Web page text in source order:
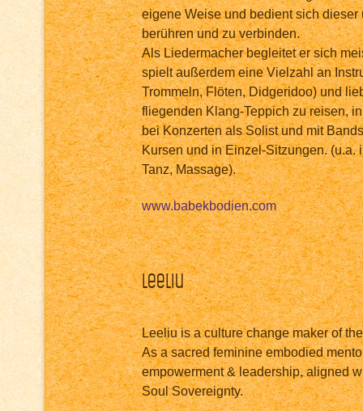
eigene Weise und bedient sich
berühren und zu verbinden.
Als Liedermacher begleitet er sich
spielt außerdem eine Vielzahl an
Trommeln, Flöten, Didgeridoo) und
fliegenden Klang-Teppich zu reisen,
bei Konzerten als Solist und mit
Kursen und in Einzel-Sitzungen. (u.a.
Tanz, Massage).
www.babekbodien.com
Leeliu
Leeliu is a culture change maker of
As a sacred feminine embodied
empowerment & leadership, aligned
Soul Sovereignty.